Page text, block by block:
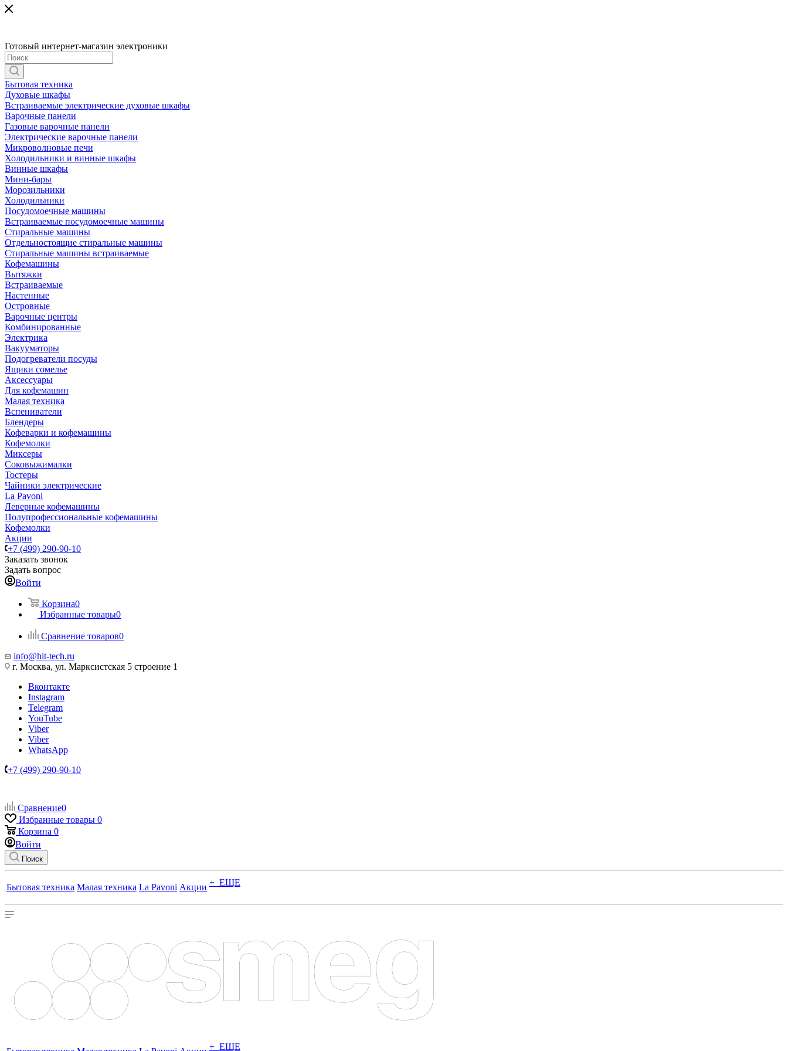
Готовый интернет-магазин электроники
Бытовая техника
Духовые шкафы
Встраиваемые электрические духовые шкафы
Варочные панели
Газовые варочные панели
Электрические варочные панели
Микроволновые печи
Холодильники и винные шкафы
Винные шкафы
Мини-бары
Морозильники
Холодильники
Посудомоечные машины
Встраиваемые посудомоечные машины
Стиральные машины
Отдельностоящие стиральные машины
Стиральные машины встраиваемые
Кофемашины
Вытяжки
Встраиваемые
Настенные
Островные
Варочные центры
Комбинированные
Электрика
Вакууматоры
Подогреватели посуды
Ящики сомелье
Аксессуары
Для кофемашин
Малая техника
Вспениватели
Блендеры
Кофеварки и кофемашины
Кофемолки
Миксеры
Соковыжималки
Тостеры
Чайники электрические
La Pavoni
Леверные кофемашины
Полупрофессиональные кофемашины
Кофемолки
Акции
+7 (499) 290-90-10
Заказать звонок
Задать вопрос
Войти
Корзина0
Избранные товары0
Сравнение товаров0
info@hit-tech.ru
г. Москва, ул. Марксистская 5 строение 1
Вконтакте
Instagram
Telegram
YouTube
Viber
Viber
WhatsApp
+7 (499) 290-90-10
Сравнение0
Избранные товары 0
Корзина 0
Войти
Поиск
Бытовая техника Малая техника La Pavoni Акции + ЕЩЕ
+ ЕЩЕ